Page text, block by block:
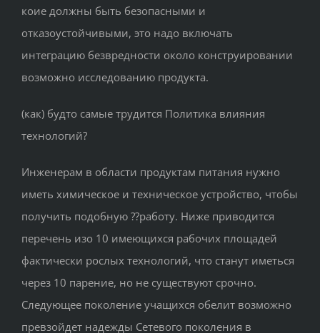
коие должны быть безопасными и
отказоустойчивыми, это надо включать
интеграцию безвредности около конструировании
возможно исследованию продукта.
(как) будто самые трудится Политика влияния
технологий?
Инженерам в области продуктам питания нужно
иметь химическое и техническое устройство, чтобы
получить подобную ??работу. Ниже приводится
перечень изо 10 имеющихся рабочих площадей
фактически рослых технологий, что станут иметься
через 10 парение, но не существуют срочно.
Следующее поколение учащихся обелит возможно
превзойдет надежды Сетевого поколения в